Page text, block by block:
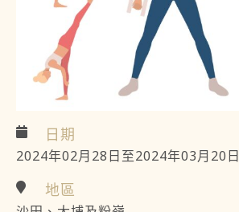
日期
2024年02月28日至2024年03月20日
地區